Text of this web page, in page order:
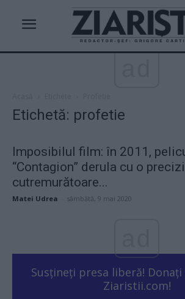
Etichetă: profetie
Imposibilul film: în 2011,
“Contagion” derula cu o
cutremurătoare...
Matei Udrea sâmbătă, 9 mai 2020
Susțineți presa liberă!
Ziaristii.com!